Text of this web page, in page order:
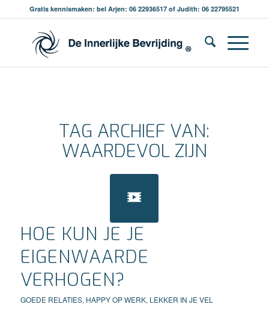
Gratis kennismaken: bel Arjen: 06 22936517 of Judith: 06 22795521
TAG ARCHIEF VAN:
WAARDEVOL ZIJN
HOE KUN JE JE
EIGENWAARDE
VERHOGEN?
GOEDE RELATIES, HAPPY OP WERK, LEKKER IN JE VEL